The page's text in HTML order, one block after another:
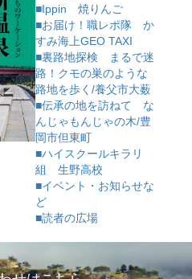
■Ippin 焼りんご
■お届け！職レポ隊 か
すみ海上GEO TAXI
■裏路地探検 まるで迷
路！クモの巣のような
路地を歩く/養父市大薮
■伝承の地を訪ねて な
んじゃもんじゃの木/豊
岡市但東町
■ハイスクールキラリ
組 生野高校
■イベント・お知らせな
ど
■読者の広場